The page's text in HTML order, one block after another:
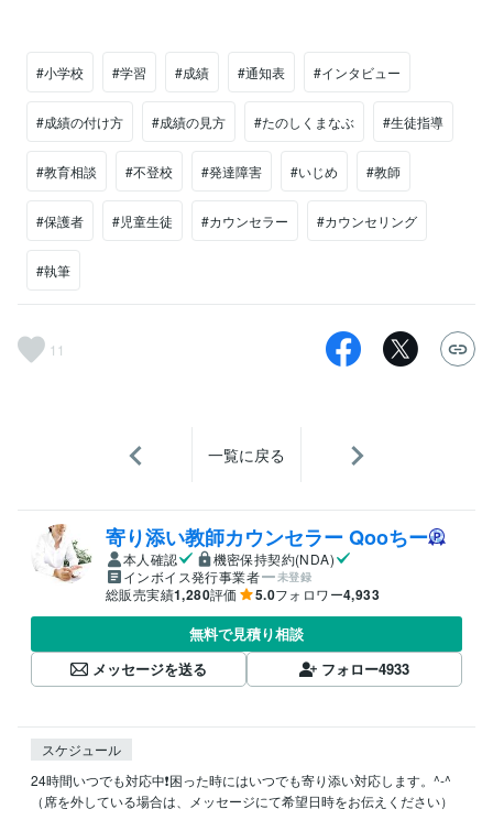
#小学校 #学習 #成績 #通知表 #インタビュー
#成績の付け方 #成績の見方 #たのしくまなぶ #生徒指導
#教育相談 #不登校 #発達障害 #いじめ #教師
#保護者 #児童生徒 #カウンセラー #カウンセリング
#執筆
11
一覧に戻る
寄り添い教師カウンセラー Qooちー
本人確認
機密保持契約(NDA)
インボイス発行事業者
未登録
総販売実績1,280評価 5.0フォロワー4,933
無料で見積り相談
メッセージを送る
フォロー4933
スケジュール
24時間いつでも対応中❗困った時にはいつでも寄り添い対応します。^-^
（席を外している場合は、メッセージにて希望日時をお伝えください）